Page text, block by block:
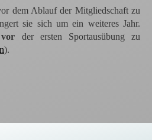
dem Ablauf der Mitgliedschaft zu
sie sich um ein weiteres Jahr.
vor der ersten Sportausübung zu
).